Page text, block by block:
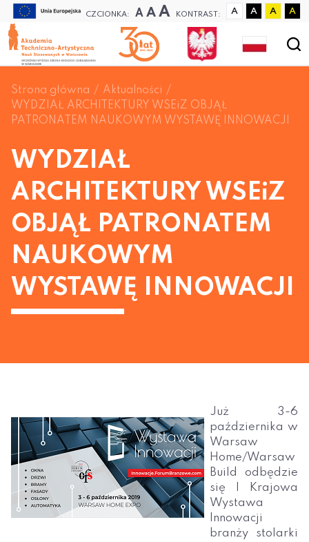
CZCIONKA: A A A KONTRAST: A A A A
Strona główna
Aktualności
WYDZIAŁ ARCHITEKTURY WSEiZ OBJĄŁ
PATRONATEM NAUKOWYM WYSTAWĘ INNOWACJI
WYDZIAŁ
ARCHITEKTURY WSEiZ
OBJĄŁ PATRONATEM
NAUKOWYM
WYSTAWĘ INNOWACJI
Już 3-6
października w
Warsaw
Home/Warsaw
Build odbędzie
się I Krajowa
Wystawa
Innowacji
branży stolarki